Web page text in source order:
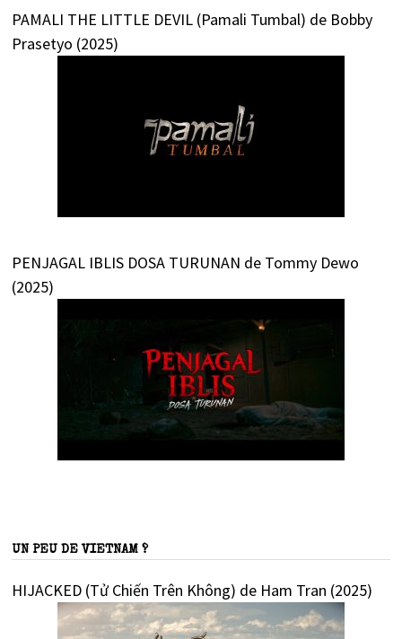
PAMALI THE LITTLE DEVIL (Pamali Tumbal) de Bobby
Prasetyo (2025)
PENJAGAL IBLIS DOSA TURUNAN de Tommy Dewo
(2025)
UN PEU DE VIETNAM ?
HIJACKED (Tử Chiến Trên Không) de Ham Tran (2025)